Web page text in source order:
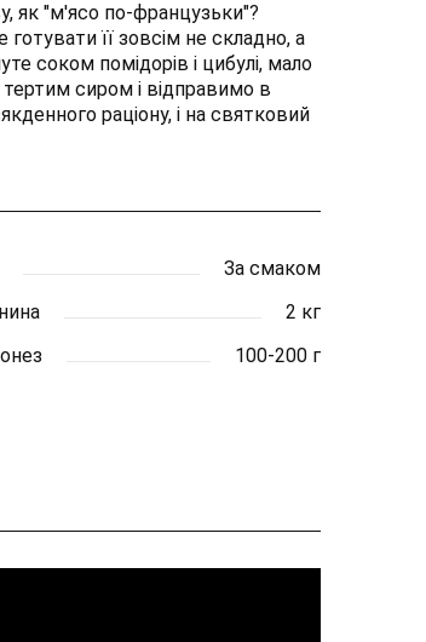
як "м'ясо по-французьки"?
її зовсім не складно, а
соком помідорів і цибулі, мало
сиром і відправимо в
раціону, і на святковий
За смаком
2 кг
100-200 г